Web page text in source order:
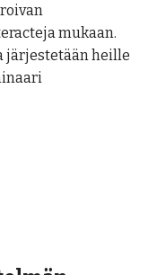
mukaan.
järjestetään heille